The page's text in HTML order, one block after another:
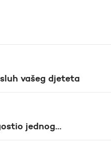
vašeg djeteta
jednog…